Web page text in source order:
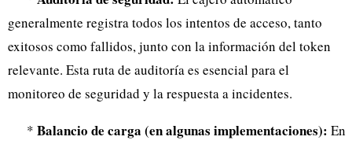
generalmente registra todos los intentos de acceso, tanto
exitosos como fallidos, junto con la información del token
relevante. Esta ruta de auditoría es esencial para el
monitoreo de seguridad y la respuesta a incidentes.
* Balancio de carga (en algunas implementaciones): En